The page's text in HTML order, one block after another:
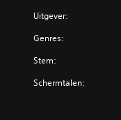
Uitgever:
Genres:
Stem:
Schermtalen: